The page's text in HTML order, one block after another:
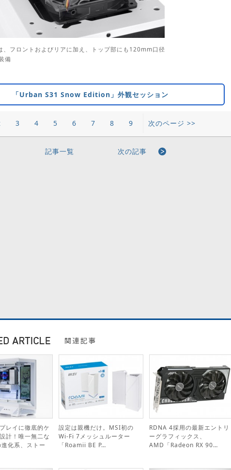
、フロントおよびリアに加え、トップ部にも120mm口径
備
「Urban S31 Snow Edition」外観セッション
3 4 5 6 7 8 9 次のページ >>
記事一覧 次の記事
レイに徹底的ケ
計！唯一無二な
化系、ストー
設定は親機だけ。MSI初の
Wi-Fi 7メッシュルーター
「Roamii BE P…
RDNA 4採用の最新エントリ
ーグラフィックス、
AMD「Radeon RX 90…